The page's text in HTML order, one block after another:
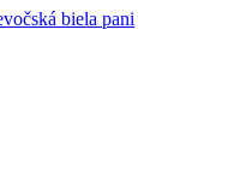
biela pani